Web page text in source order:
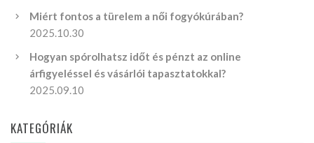
Miért fontos a türelem a női fogyókúrában?
2025.10.30
Hogyan spórolhatsz időt és pénzt az online
árfigyeléssel és vásárlói tapasztatokkal?
2025.09.10
KATEGÓRIÁK